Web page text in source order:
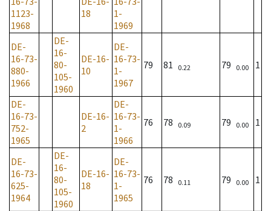
1123-
1968
18
1-
1969
DE-
16-73-
880-
1966
DE-
16-
80-
105-
1960
DE-16-
10
DE-
16-73-
1-
1967
79 81 0.22 79 0.00 1
DE-
16-73-
752-
1965
DE-16-
2
DE-
16-73-
1-
1966
76 78 0.09 79 0.00 1
DE-
16-73-
625-
1964
DE-
16-
80-
105-
1960
DE-16-
18
DE-
16-73-
1-
1965
76 78 0.11 79 0.00 1